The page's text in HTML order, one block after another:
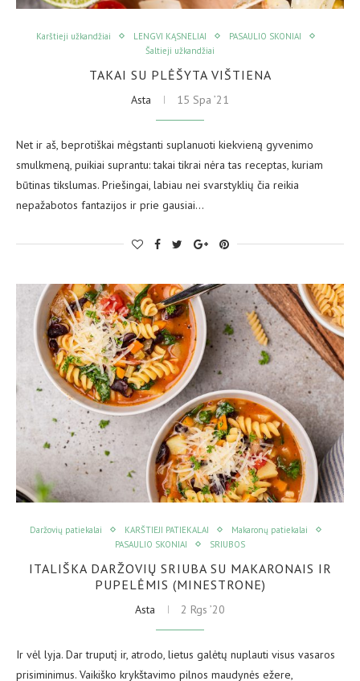
Karštieji užkandžiai LENGVI KĄSNELIAI
PASAULIO SKONIAI
Šaltieji užkandžiai
TAKAI SU PLĖŠYTA VIŠTIENA
Asta 15 Spa ’21
Net ir aš, beprotiškai mėgstanti suplanuoti kiekvieną gyvenimo
smulkmeną, puikiai suprantu: takai tikrai nėra tas receptas, kuriam
būtinas tikslumas. Priešingai, labiau nei svarstyklių čia reikia
nepažabotos fantazijos ir prie gausiai…
Daržovių patiekalai KARŠTIEJI PATIEKALAI
Makaronų patiekalai
PASAULIO SKONIAI
SRIUBOS
ITALIŠKA DARŽOVIŲ SRIUBA SU MAKARONAIS IR
PUPELĖMIS (MINESTRONE)
Asta 2 Rgs ’20
Ir vėl lyja. Dar truputį ir, atrodo, lietus galėtų nuplauti visus vasaros
prisiminimus. Vaikiško krykštavimo pilnos maudynės ežere,